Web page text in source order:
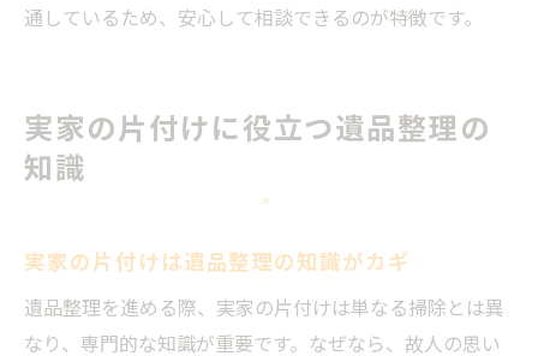
通しているため、安心して相談できるのが特徴です。
実家の片付けに役立つ遺品整理の
知識
実家の片付けは遺品整理の知識がカギ
遺品整理を進める際、実家の片付けは単なる掃除とは異
なり、専門的な知識が重要です。なぜなら、故人の思い